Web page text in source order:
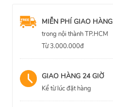
MIỄN PHÍ GIAO HÀNG
trong nội thành TP.HCM
Từ 3.000.000đ
GIAO HÀNG 24 GIỜ
Kể từ lúc đặt hàng